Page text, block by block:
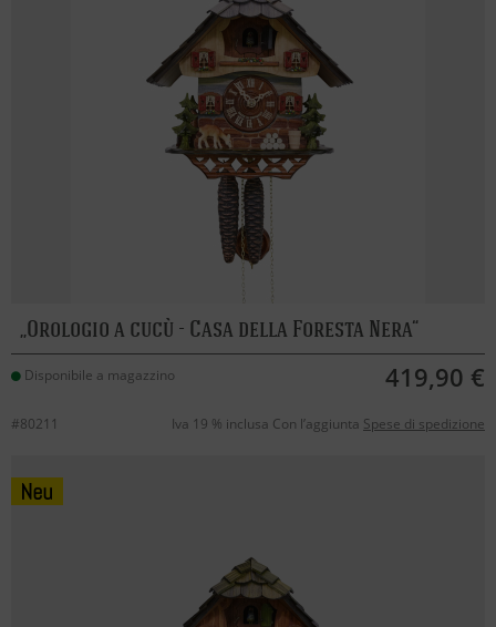
Orologio a cucù - Casa della Foresta Nera
Disponibile a magazzino 419,90 €
#80211 Iva 19 % inclusa Con l’aggiunta Spese di spedizione